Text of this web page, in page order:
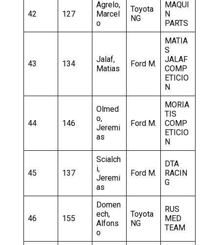
42 127
Agrelo,
Marcel
o
Toyota
NG
MAQUI
N
PARTS
43 134
Jalaf,
Matias
Ford M.
MATIA
S
JALAF
COMP
ETICIO
N
44 146
Olmed
o,
Jeremi
as
Ford M.
MORIA
TIS
COMP
ETICIO
N
45 137
Scialch
i,
Jeremi
as
Ford M.
DTA
RACIN
G
46 155
Domen
ech,
Alfons
o
Toyota
NG
RUS
MED
TEAM